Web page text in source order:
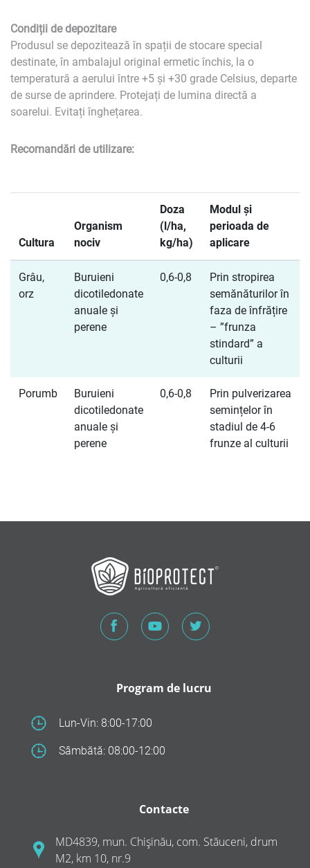
Condiții de depozitare
Produsul se depozitează în spații de stocare special
destinate, în ambalajul original ermetic închis, la o
temperatură a aerului între +5 și +30 grade Celsius, departe
de surse de aprindere. Protejați de lumina directă a
soarelui. Evitați înghețarea.
Recomandări de utilizare:
Cultura
Organism
nociv
Doza
(l/ha,
kg/ha)
Modul și
perioada de
aplicare
Grâu,
orz
Buruieni
dicotiledonate
anuale și
perene
0,6-0,8
Prin stropirea
semănăturilor în
faza de înfrățire
– ”frunza
stindard” a
culturii
Porumb
Buruieni
dicotiledonate
anuale și
perene
0,6-0,8
Prin pulverizarea
semințelor în
stadiul de 4-6
frunze al culturii
Program de lucru
Lun-Vin: 8:00-17:00
Sâmbătă: 08:00-12:00
Contacte
MD4839, mun. Chișinău, com. Stăuceni, drum
M2, km 10, nr.9